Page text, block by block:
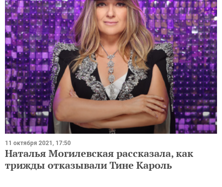
11 октября 2021, 17:50
Наталья Могилевская рассказала, как
трижды отказывали Тине Кароль